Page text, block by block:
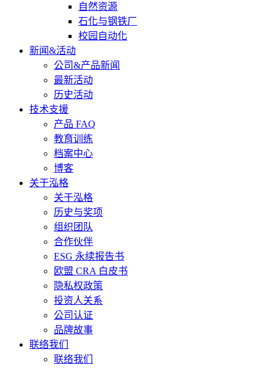
自然资源
石化与钢铁厂
校园自动化
新闻&活动
公司&产品新闻
最新活动
历史活动
技术支援
产品 FAQ
教育训练
档案中心
博客
关于泓格
关于泓格
历史与奖项
组织团队
合作伙伴
ESG 永续报告书
欧盟 CRA 白皮书
隐私权政策
投资人关系
公司认证
品牌故事
联络我们
联络我们